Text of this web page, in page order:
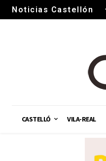
Noticias Castellón
CASTELLÓ VILA-REAL